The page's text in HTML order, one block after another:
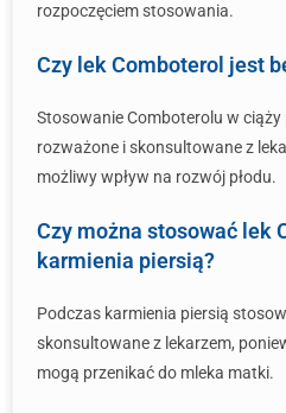
rozpoczęciem stosowania.
Czy lek Comboterol jest
Stosowanie Comboterolu w ciąży
rozważone i skonsultowane z
możliwy wpływ na rozwój płodu.
Czy można stosować lek
karmienia piersią?
Podczas karmienia piersią
skonsultowane z lekarzem,
mogą przenikać do mleka matki.